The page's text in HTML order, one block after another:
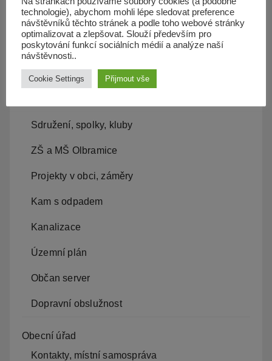
Knihovna a kulturní dům
Ceníky pronájmů obecních budov
Kronika – historie obce
Sdružení, spolky, kluby
ZŠ a MŠ Olbramice
Projekty v obci, záměry
Kam s odpadem
Kanalizace
Územní plán
Občan server
Dopravní obslužnost
Obecní úřad
Kontakty, místní samospráva
technologie), abychom mohli lépe sledovat preference
návštěvníků těchto stránek a podle toho webové stránky
optimalizovat a zlepšovat. Slouží především pro
poskytování funkcí sociálních médií a analýze naší
návštěvnosti..
Cookie Settings Přijmout vše